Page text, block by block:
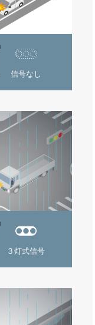
信号なし
３灯式信号